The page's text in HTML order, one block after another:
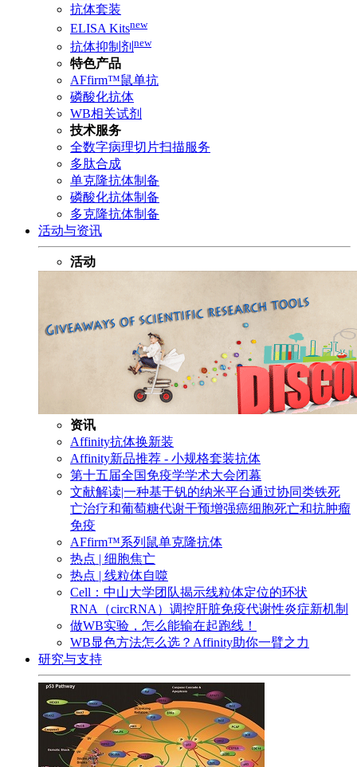
抗体套装
ELISA Kitsnew
抗体抑制剂 new
特色产品
AFfirm™鼠单抗
磷酸化抗体
WB相关试剂
技术服务
全数字病理切片扫描服务
多肽合成
单克隆抗体制备
磷酸化抗体制备
多克隆抗体制备
活动与资讯
活动
资讯
Affinity抗体换新装
Affinity新品推荐 - 小规格套装抗体
第十五届全国免疫学学术大会闭幕
文献解读|一种基于钒的纳米平台通过协同类铁死
亡治疗和葡萄糖代谢干预增强癌细胞死亡和抗肿瘤
免疫
AFfirm™系列鼠单克隆抗体
热点 | 细胞焦亡
热点 | 线粒体自噬
Cell：中山大学团队揭示线粒体定位的环状
RNA（circRNA）调控肝脏免疫代谢性炎症新机制
做WB实验，怎么能输在起跑线！
WB显色方法怎么选？Affinity助你一臂之力
研究与支持